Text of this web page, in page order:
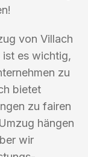
von Villach
ist es wichtig,
zu
bietet
zu fairen
hängen
wir